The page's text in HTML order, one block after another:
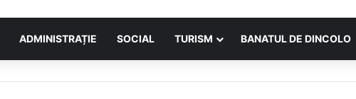
ADMINISTRAȚIE SOCIAL TURISM BANATUL DE DINCOLO